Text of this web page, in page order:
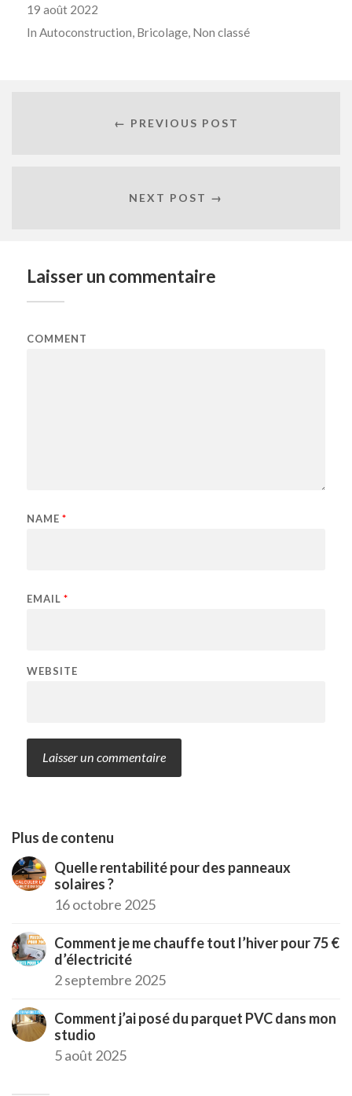
19 août 2022
In Autoconstruction Bricolage, Non classé
← PREVIOUS POST
NEXT POST →
Laisser un commentaire
COMMENT
NAME *
EMAIL *
WEBSITE
Plus de contenu
Quelle rentabilité pour des panneaux
solaires ?
16 octobre 2025
Comment je me chauffe tout l’hiver pour 75 €
d’électricité
2 septembre 2025
Comment j’ai posé du parquet PVC dans mon
studio
5 août 2025